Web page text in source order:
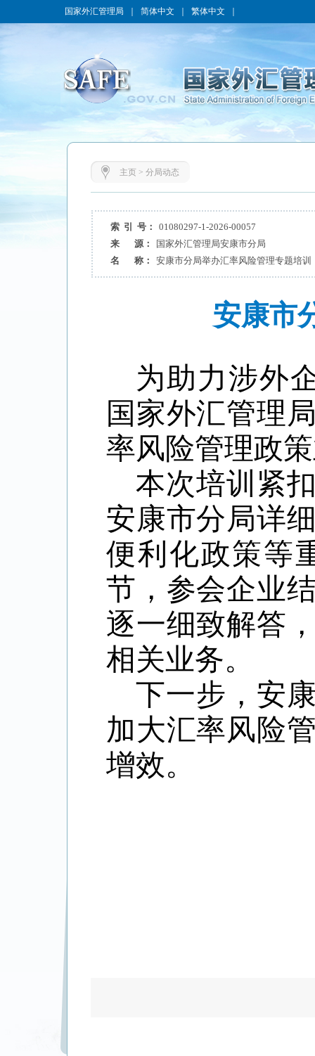
国家外汇管理局 简体中文 繁体中文
主页> 分局动态
索 引 号：
01080297-1-2026-00057
来 源：
国家外汇管理局安康市分局
名 称：
安康市分局举办汇率风险管理专题培训
安康市
为助力涉外
国家外汇管理
率风险管理政
本次培训紧
安康市分局详
便利化政策等
节，参会企业
逐一细致解答
相关业务。
下一步，安
加大汇率风险
增效。